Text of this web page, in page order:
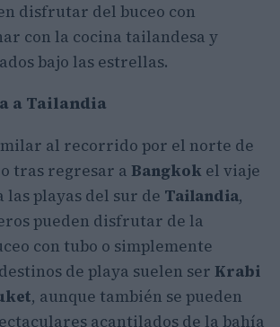
disfrutar del buceo con
con la cocina tailandesa y
bajo las estrellas.
a Tailandia
al recorrido por el norte de
tras regresar a Bangkok el viaje
las playas del sur de Tailandia,
pueden disfrutar de la
con tubo o simplemente
de playa suelen ser Krabi
, aunque también se pueden
acantilados de la bahía